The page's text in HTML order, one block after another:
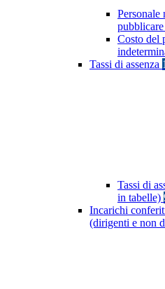
Personale
Costo del
Tassi di assenza
Tassi di
in tabelle)
Incarichi
(dirigenti e non